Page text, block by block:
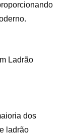
Ladrão
dos
ladrão